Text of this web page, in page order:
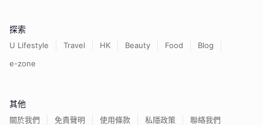
探索
U Lifestyle Travel HK Beauty Food
Blog
e-zone
其他
關於我們 免責聲明 使用條款 私隱政策 聯絡我們